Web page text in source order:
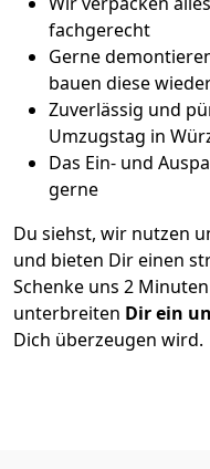
fachgerecht
Gerne
bauen diese
Zuverlässig und
Umzugstag in
Das Ein- und
gerne
Du siehst, wir nutzen
und bieten Dir einen
Schenke uns 2
unterbreiten Dir ein
Dich überzeugen wird.